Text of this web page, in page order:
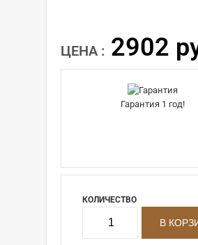
ЦЕНА : 2902
Гарантия 1 год!
КОЛИЧЕСТВО